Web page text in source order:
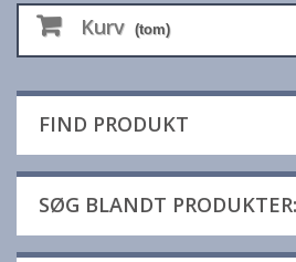
Kurv (tom)
FIND PRODUKT
SØG BLANDT PRODUKTER: